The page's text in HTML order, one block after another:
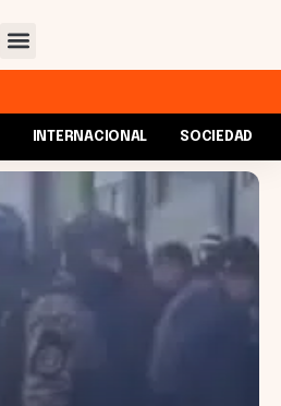
INTERNACIONAL SOCIEDAD